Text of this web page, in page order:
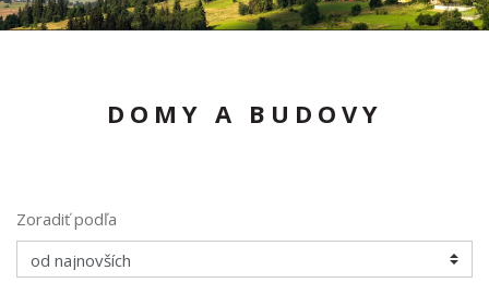
DOMY A BUDOVY
Zoradiť podľa